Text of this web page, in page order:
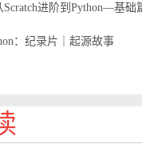
Scratch进阶到Python—基
：纪录片｜起源故事